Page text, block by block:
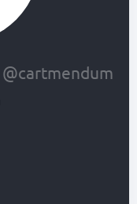
@cartmendum